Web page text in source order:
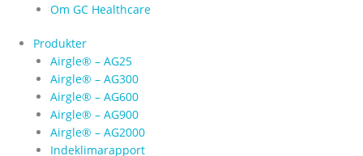
Om GC Healthcare
Produkter
Airgle® – AG25
Airgle® – AG300
Airgle® – AG600
Airgle® – AG900
Airgle® – AG2000
Indeklimarapport